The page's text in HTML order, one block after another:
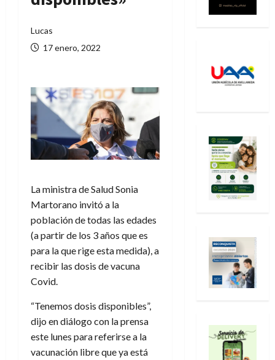
Lucas
17 enero, 2022
La ministra de Salud Sonia
Martorano invitó a la
población de todas las edades
(a partir de los 3 años que es
para la que rige esta medida), a
recibir las dosis de vacuna
Covid.
“Tenemos dosis disponibles”,
dijo en diálogo con la prensa
este lunes para referirse a la
vacunación libre que ya está